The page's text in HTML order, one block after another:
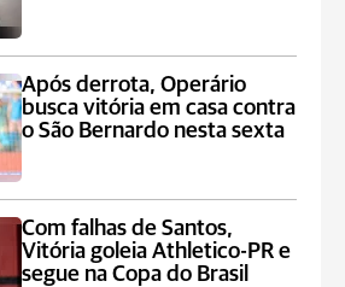
Após derrota, Operário
busca vitória em casa contra
o São Bernardo nesta sexta
Com falhas de Santos,
Vitória goleia Athletico-PR e
segue na Copa do Brasil